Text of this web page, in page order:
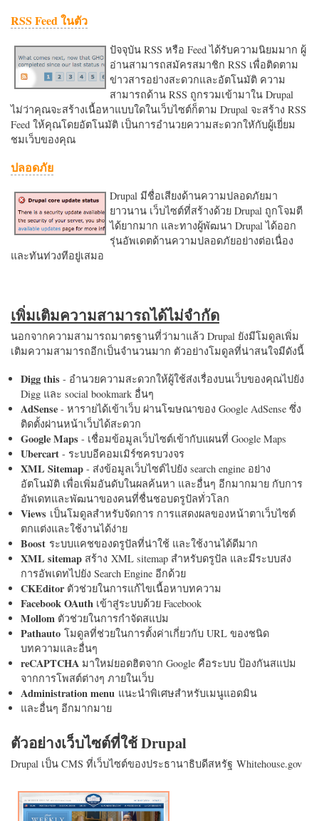
RSS Feed ในตัว
ปัจจุบัน RSS หรือ Feed ได้รับความนิยมมาก ผู้
อ่านสามารถสมัครสมาชิก RSS เพื่อติดตาม
ข่าวสารอย่างสะดวกและอัตโนมัติ ความ
สามารถด้าน RSS ถูกรวมเข้ามาใน Drupal
ไม่ว่าคุณจะสร้างเนื้อหาแบบใดในเว็บไซต์ก็ตาม Drupal จะสร้าง RSS
Feed ให้คุณโดยอัตโนมัติ เป็นการอำนวยความสะดวกใหักับผู้เยี่ยม
ชมเว็บของคุณ
ปลอดภัย
Drupal มีชื่อเสียงด้านความปลอดภัยมา
ยาวนาน เว็บไซต์ที่สร้างด้วย Drupal ถูกโจมตี
ได้ยากมาก และทางผู้พัฒนา Drupal ได้ออก
รุ่นอัพเดตด้านความปลอดภัยอย่างต่อเนื่อง
และทันท่วงทีอยู่เสมอ
เพิ่มเติมความสามารถได้ไม่จำกัด
นอกจากความสามารถมาตรฐานที่ว่ามาแล้ว Drupal ยังมีโมดูลเพิ่ม
เติมความสามารถอีกเป็นจำนวนมาก ตัวอย่างโมดูลที่น่าสนใจมีดังนี้
Digg this - อำนวยความสะดวกให้ผู้ใช้ส่งเรื่องบนเว็บของคุณไปยัง
Digg และ social bookmark อื่นๆ
AdSense - หารายได้เข้าเว็บ ผ่านโฆษณาของ Google AdSense ซึ่ง
ติดตั้งผ่านหน้าเว็บได้สะดวก
Google Maps - เชื่อมข้อมูลเว็บไซต์เข้ากับแผนที่ Google Maps
Ubercart - ระบบอีคอมเมิร์ซครบวงจร
XML Sitemap - ส่งข้อมูลเว็บไซต์ไปยัง search engine อย่าง
อัตโนมัติ เพื่อเพิ่มอันดับในผลค้นหา และอื่นๆ อีกมากมาย กับการ
อัพเดทและพัฒนาของคนที่ชื่นชอบดรูปัลทั่วโลก
Views เป็นโมดูลสำหรับจัดการ การแสดงผลของหน้าตาเว็บไซต์
ตกแต่งและใช้งานได้ง่าย
Boost ระบบแคชของดรูปัลที่น่าใช้ และใช้งานได้ดีมาก
XML sitemap สร้าง XML sitemap สำหรับดรูปัล และมีระบบส่ง
การอัพเดทไปยัง Search Engine อีกด้วย
CKEditorตัวช่วยในการแก้ไขเนื้อหาบทความ
Facebook OAuth เข้าสู่ระบบด้วย Facebook
Mollom ตัวช่วยในการกำจัดสแปม
Pathauto โมดูลที่ช่วยในการตั้งค่าเกี่ยวกับ URL ของชนิด
บทความและอื่นๆ
reCAPTCHA มาใหม่ยอดฮิตจาก Google คือระบบ ป้องกันสแปม
จากการโพสต์ต่างๆ ภายในเว็บ
Administration menu แนะนำพิเศษสำหรับเมนูแอดมิน
และอื่นๆ อีกมากมาย
ตัวอย่างเว็บไซต์ที่ใช้ Drupal
Drupal เป็น CMS ที่เว็บไซต์ของประธานาธิบดีสหรัฐ Whitehouse.gov